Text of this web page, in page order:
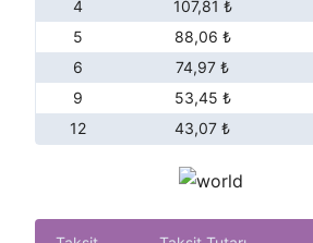
4
107,81 ₺
5
88,06 ₺
6
74,97 ₺
9
53,45 ₺
12
43,07 ₺